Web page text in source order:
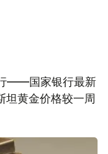
行——国家银行最新
坦黄金价格较一周